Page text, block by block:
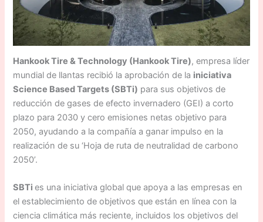
Hankook Tire & Technology (Hankook Tire), empresa líder
mundial de llantas recibió la aprobación de la iniciativa
Science Based Targets (SBTi) para sus objetivos de
reducción de gases de efecto invernadero (GEI) a corto
plazo para 2030 y cero emisiones netas objetivo para
2050, ayudando a la compañía a ganar impulso en la
realización de su ‘Hoja de ruta de neutralidad de carbono
2050’.
SBTies una iniciativa global que apoya a las empresas en
el establecimiento de objetivos que están en línea con la
ciencia climática más reciente, incluidos los objetivos del